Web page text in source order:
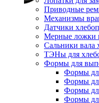
Приводные
Механизмы
Датчики
Мерные ложки
Сальники вала
ТЭНы для
Формы для
Формы
Формы
Формы
Формы